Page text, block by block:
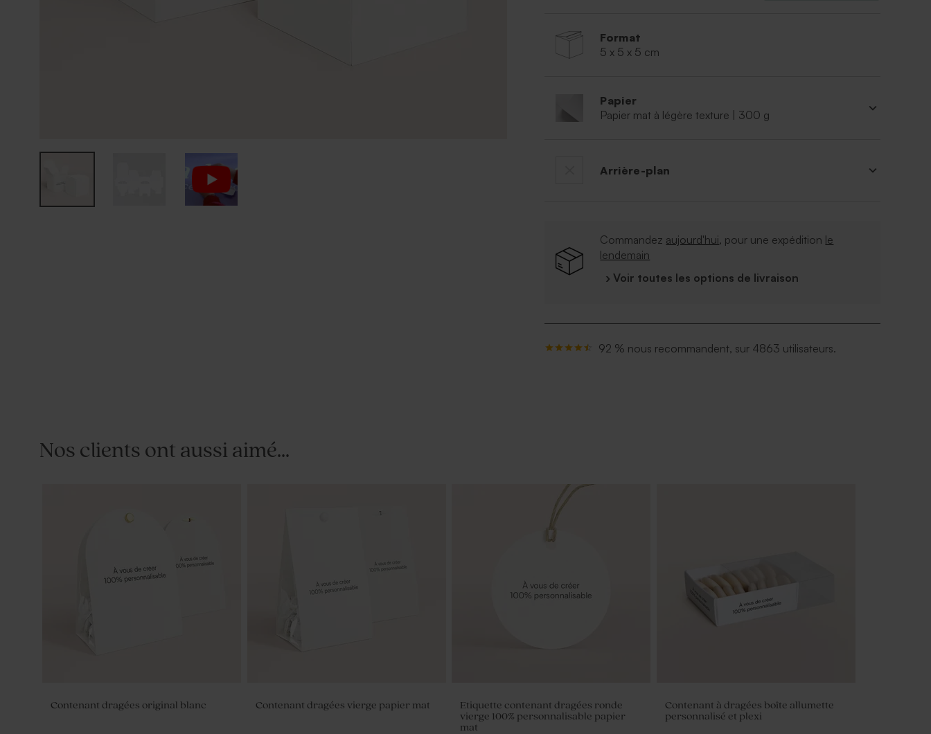
Format
5 x 5 x 5 cm
Papier
Papier mat à légère texture | 300 g
Arrière-plan
Commandez aujourd'hui, pour une expédition le
lendemain
› Voir toutes les options de livraison
92 % nous recommandent, sur 4863 utilisateurs.
Nos clients ont aussi aimé...
Contenant dragées original blanc Contenant dragées vierge papier mat
Etiquette contenant dragées ronde
vierge 100% personnalisable papier
mat
Contenant à dragées boîte allumette
personnalisé et plexi